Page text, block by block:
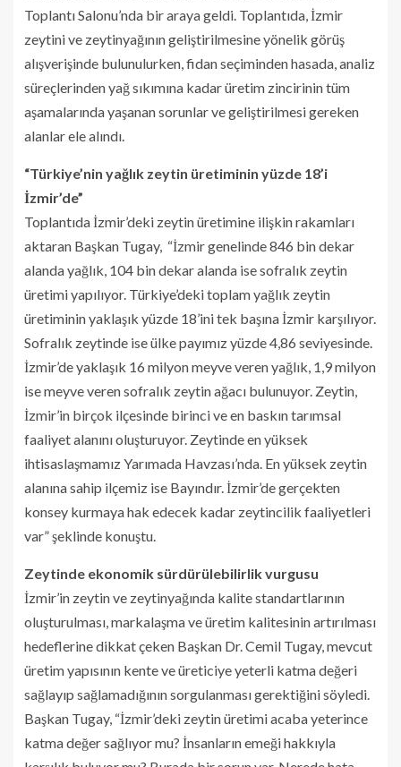
Toplantı Salonu’nda bir araya geldi. Toplantıda, İzmir
zeytini ve zeytinyağının geliştirilmesine yönelik görüş
alışverişinde bulunulurken, fidan seçiminden hasada, analiz
süreçlerinden yağ sıkımına kadar üretim zincirinin tüm
aşamalarında yaşanan sorunlar ve geliştirilmesi gereken
alanlar ele alındı.
“Türkiye’nin yağlık zeytin üretiminin yüzde 18’i
İzmir’de”
Toplantıda İzmir’deki zeytin üretimine ilişkin rakamları
aktaran Başkan Tugay, “İzmir genelinde 846 bin dekar
alanda yağlık, 104 bin dekar alanda ise sofralık zeytin
üretimi yapılıyor. Türkiye’deki toplam yağlık zeytin
üretiminin yaklaşık yüzde 18’ini tek başına İzmir karşılıyor.
Sofralık zeytinde ise ülke payımız yüzde 4,86 seviyesinde.
İzmir’de yaklaşık 16 milyon meyve veren yağlık, 1,9 milyon
ise meyve veren sofralık zeytin ağacı bulunuyor. Zeytin,
İzmir’in birçok ilçesinde birinci ve en baskın tarımsal
faaliyet alanını oluşturuyor. Zeytinde en yüksek
ihtisaslaşmamız Yarımada Havzası’nda. En yüksek zeytin
alanına sahip ilçemiz ise Bayındır. İzmir’de gerçekten
konsey kurmaya hak edecek kadar zeytincilik faaliyetleri
var” şeklinde konuştu.
Zeytinde ekonomik sürdürülebilirlik vurgusu
İzmir’in zeytin ve zeytinyağında kalite standartlarının
oluşturulması, markalaşma ve üretim kalitesinin artırılması
hedeflerine dikkat çeken Başkan Dr. Cemil Tugay, mevcut
üretim yapısının kente ve üreticiye yeterli katma değeri
sağlayıp sağlamadığının sorgulanması gerektiğini söyledi.
Başkan Tugay, “İzmir’deki zeytin üretimi acaba yeterince
katma değer sağlıyor mu? İnsanların emeği hakkıyla